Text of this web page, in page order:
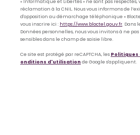
« Informatique et Libertés » ne sont pas respectés,
réclamation à la CNIL. Nous vous informons de
d'opposition au démarchage téléphonique «
vous inscrire ici : https://www.bloctel.gouv.fr. Dans
Données personnelles, nous vous invitons à ne
sensibles dans le champ de saisie libre.
Ce site est protégé par reCAPTCHA, les Politiques
onditions d'utilisation de Google s'appliquent.